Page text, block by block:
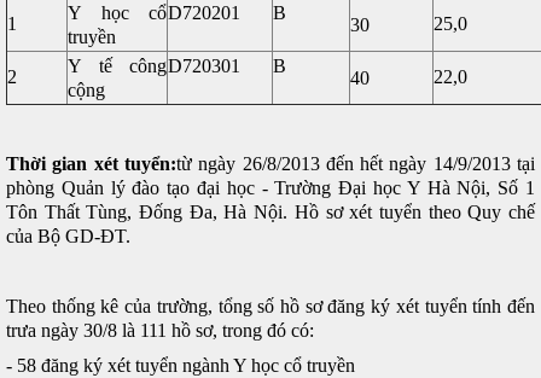
1
Y học cổ
truyền
D720201 B
30 25,0
2
Y tế công
cộng
D720301 B
40 22,0
Thời gian xét tuyển:từ ngày 26/8/2013 đến hết ngày 14/9/2013 tại
phòng Quản lý đào tạo đại học - Trường Đại học Y Hà Nội, Số 1
Tôn Thất Tùng, Đống Đa, Hà Nội. Hồ sơ xét tuyển theo Quy chế
của Bộ GD-ĐT.
Theo thống kê của trường, tổng số hồ sơ đăng ký xét tuyển tính đến
trưa ngày 30/8 là 111 hồ sơ, trong đó có:
- 58 đăng ký xét tuyển ngành Y học cổ truyền